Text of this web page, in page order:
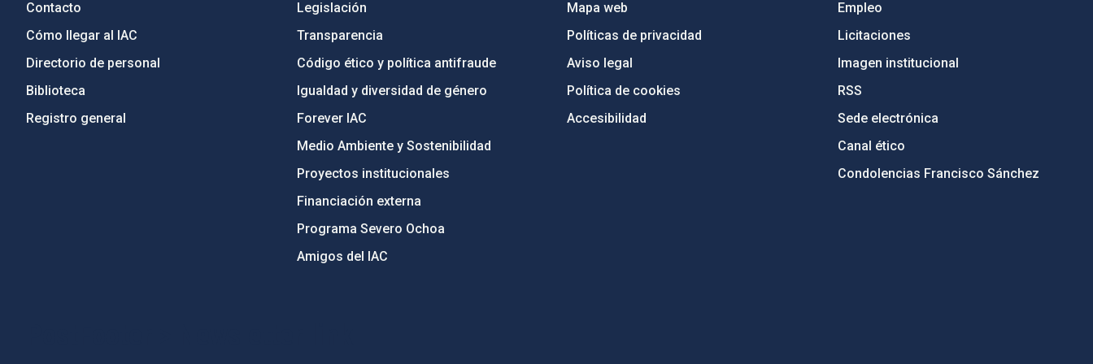
Contacto
Cómo llegar al IAC
Directorio de personal
Biblioteca
Registro general
Legislación
Transparencia
Código ético y política antifraude
Igualdad y diversidad de género
Forever IAC
Medio Ambiente y Sostenibilidad
Proyectos institucionales
Financiación externa
Programa Severo Ochoa
Amigos del IAC
Mapa web
Políticas de privacidad
Aviso legal
Política de cookies
Accesibilidad
Empleo
Licitaciones
Imagen institucional
RSS
Sede electrónica
Canal ético
Condolencias Francisco Sánchez